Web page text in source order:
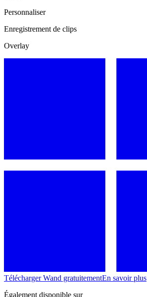
Personnaliser
Enregistrement de clips
Overlay
Télécharger Wand gratuitementEn savoir plus
Également disponible sur